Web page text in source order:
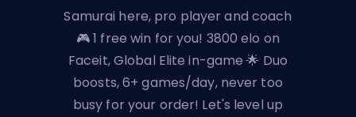
Samurai here, pro player and coach
🎮 1 free win for you! 3800 elo on
Faceit, Global Elite in-game 🌟 Duo
boosts, 6+ games/day, never too
busy for your order! Let's level up